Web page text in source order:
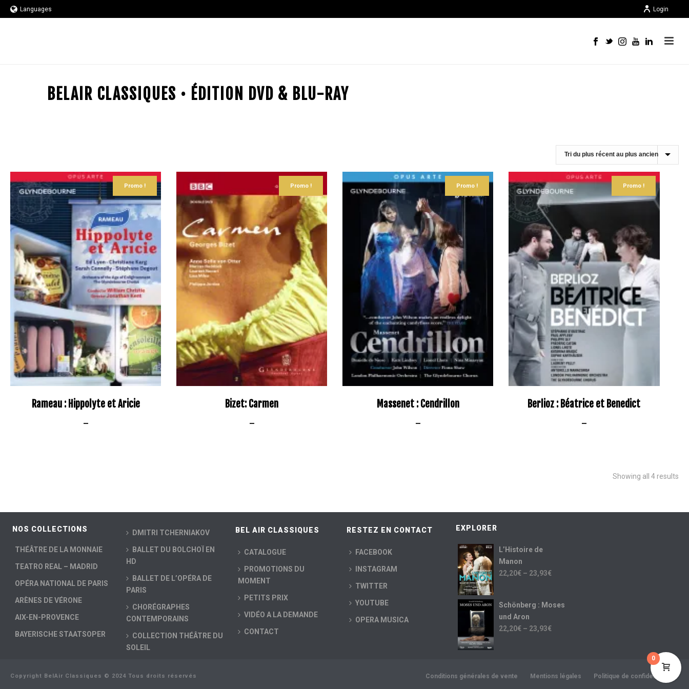
Languages Login
BELAIR CLASSIQUES • ÉDITION DVD & BLU-RAY
Promo !
Rameau : Hippolyte et Aricie
–
Promo !
Bizet: Carmen
–
Promo !
Massenet : Cendrillon
–
Promo !
Berlioz : Béatrice et Benedict
–
Showing all 4 results
NOS COLLECTIONS
THÉÂTRE DE LA MONNAIE
TEATRO REAL – MADRID
OPÉRA NATIONAL DE PARIS
ARÈNES DE VÉRONE
AIX-EN-PROVENCE
BAYERISCHE STAATSOPER
DMITRI TCHERNIAKOV
BALLET DU BOLCHOÏ EN
HD
BALLET DE L’OPÉRA DE
PARIS
CHORÉGRAPHES
CONTEMPORAINS
COLLECTION THÉÂTRE DU
SOLEIL
BEL AIR CLASSIQUES
CATALOGUE
PROMOTIONS DU
MOMENT
PETITS PRIX
VIDÉO A LA DEMANDE
CONTACT
RESTEZ EN CONTACT
FACEBOOK
INSTAGRAM
TWITTER
YOUTUBE
OPERA MUSICA
EXPLORER
L’Histoire de
Manon
22,20€ – 23,93€
Schönberg : Moses
und Aron
22,20€ – 23,93€
Copyright BelAir Classiques © 2024 Tous droits réservés Conditions générales de vente Mentions légales Politique de confidentialité
0